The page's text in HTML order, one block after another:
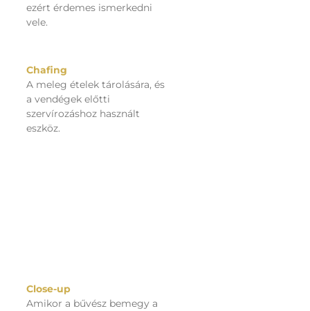
ezért érdemes ismerkedni
vele.
Chafing
A meleg ételek tárolására, és
a vendégek előtti
szervírozáshoz használt
eszköz.
Close-up
Amikor a bűvész bemegy a